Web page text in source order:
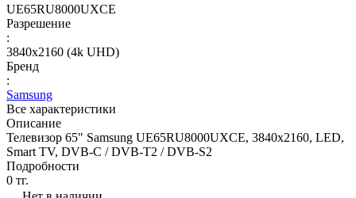
UE65RU8000UXCE
Разрешение
:
3840x2160 (4k UHD)
Бренд
:
Samsung
Все характеристики
Описание
Телевизор 65" Samsung UE65RU8000UXCE, 3840x2160, LED,
Smart TV, DVB-C / DVB-T2 / DVB-S2
Подробности
0 тг.